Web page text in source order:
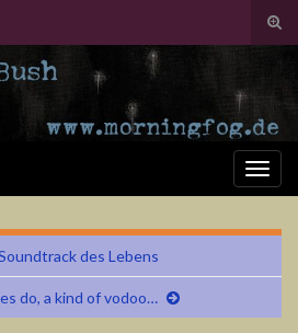
des Lebens
do, a kind of vodoo…